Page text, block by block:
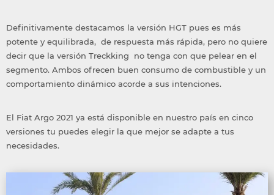
Definitivamente destacamos la versión HGT pues es más
potente y equilibrada, de respuesta más rápida, pero no quiere
decir que la versión Treckking no tenga con que pelear en el
segmento. Ambos ofrecen buen consumo de combustible y un
comportamiento dinámico acorde a sus intenciones.
El Fiat Argo 2021 ya está disponible en nuestro país en cinco
versiones tu puedes elegir la que mejor se adapte a tus
necesidades.